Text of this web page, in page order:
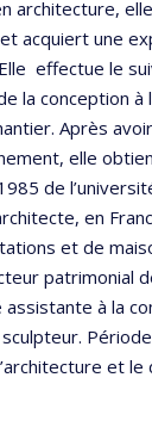
architecture,
acquiert une
effectue le
la conception à
Après
elle
de
en
et de
patrimonial
assistante à la
et